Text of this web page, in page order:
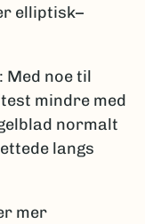
elliptisk–
: Med noe til
mindre med
normalt
langs
mer